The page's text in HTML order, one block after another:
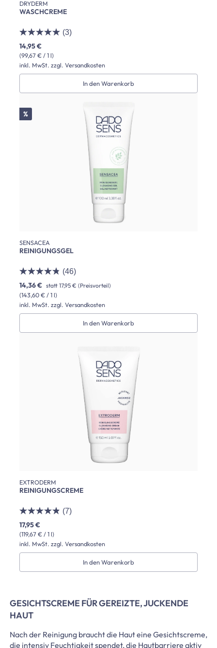
DRYDERM
WASCHCREME
(3)
(99,67 € / 1 l)
14,95 €
inkl. MwSt. zzgl. Versandkosten
In den Warenkorb
Rabatt
%
SENSACEA
REINIGUNGSGEL
(46)
(143,60 € / 1 l)
14,36 € statt 17,95 € (Preisvorteil)
inkl. MwSt. zzgl. Versandkosten
In den Warenkorb
EXTRODERM
REINIGUNGSCREME
(7)
(119,67 € / 1 l)
17,95 €
inkl. MwSt. zzgl. Versandkosten
In den Warenkorb
GESICHTSCREME FÜR GEREIZTE, JUCKENDE
HAUT
Nach der Reinigung braucht die Haut eine Gesichtscreme,
die intensiv Feuchtigkeit spendet, die Hautbarriere aktiv